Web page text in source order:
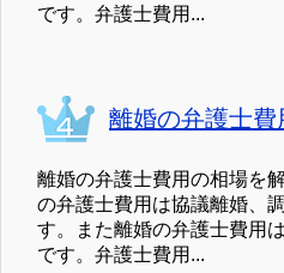
です。弁護士費用...
離婚の弁護士費
離婚の弁護士費用の相場を
の弁護士費用は協議離婚、
す。また離婚の弁護士費用
です。弁護士費用...